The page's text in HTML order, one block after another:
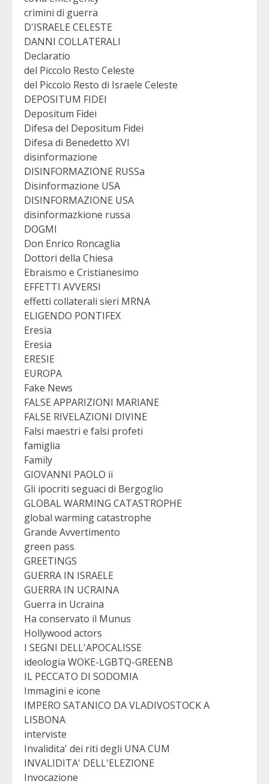
crimini di guerra
D'ISRAELE CELESTE
DANNI COLLATERALI
Declaratio
del Piccolo Resto Celeste
del Piccolo Resto di Israele Celeste
DEPOSITUM FIDEI
Depositum Fidei
Difesa del Depositum Fidei
Difesa di Benedetto XVI
disinformazione
DISINFORMAZIONE RUSSa
Disinformazione USA
DISINFORMAZIONE USA
disinformazkione russa
DOGMI
Don Enrico Roncaglia
Dottori della Chiesa
Ebraismo e Cristianesimo
EFFETTI AVVERSI
effetti collaterali sieri MRNA
ELIGENDO PONTIFEX
Eresia
Eresia
ERESIE
EUROPA
Fake News
FALSE APPARIZIONI MARIANE
FALSE RIVELAZIONI DIVINE
Falsi maestri e falsi profeti
famiglia
Family
GIOVANNI PAOLO ii
Gli ipocriti seguaci di Bergoglio
GLOBAL WARMING CATASTROPHE
global warming catastrophe
Grande Avvertimento
green pass
GREETINGS
GUERRA IN ISRAELE
GUERRA IN UCRAINA
Guerra in Ucraina
Ha conservato il Munus
Hollywood actors
I SEGNI DELL'APOCALISSE
ideologia WOKE-LGBTQ-GREENB
IL PECCATO DI SODOMIA
Immagini e icone
IMPERO SATANICO DA VLADIVOSTOCK A
LISBONA
interviste
Invalidita' dei riti degli UNA CUM
INVALIDITA' DELL'ELEZIONE
Invocazione